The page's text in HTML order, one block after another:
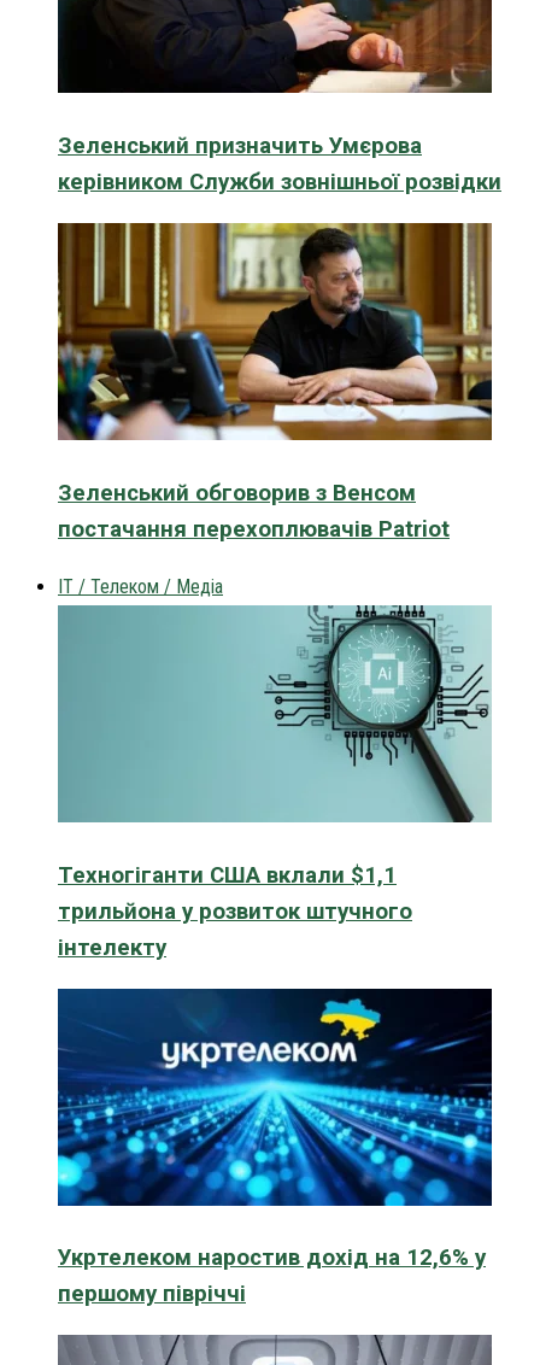
Зеленський призначить Умєрова
керівником Служби зовнішньої розвідки
Зеленський обговорив з Венсом
постачання перехоплювачів Patriot
IT / Телеком / Медіа
Техногіганти США вклали $1,1
трильйона у розвиток штучного
інтелекту
Укртелеком наростив дохід на 12,6% у
першому півріччі